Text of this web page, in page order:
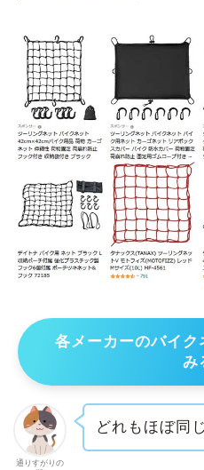
各メーカーのバイク
み
通りすがりの
どれもほぼ同